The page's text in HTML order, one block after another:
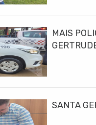
MAIS
SANTA